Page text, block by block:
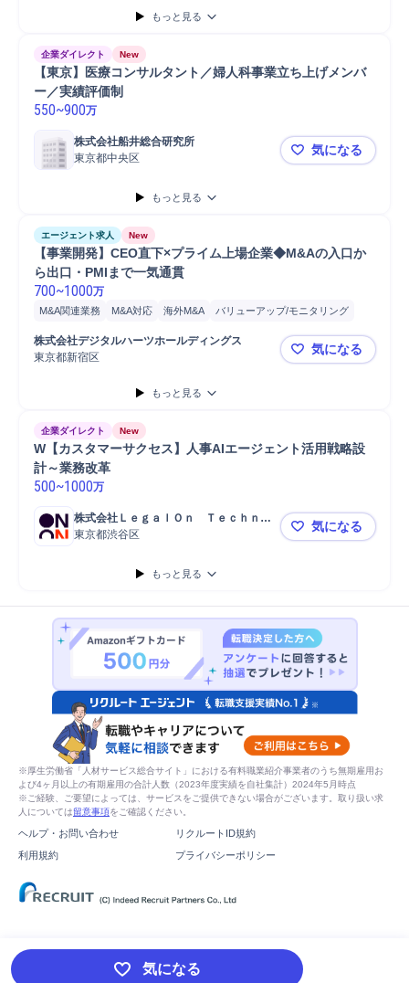
もっと見る
企業ダイレクト New
【東京】医療コンサルタント／婦人科事業立ち上げメンバ
ー／実績評価制
550~900万
株式会社船井総合研究所
東京都中央区
【東京】医
気になる
もっと見る
エージェント求人 New
【事業開発】CEO直下×プライム上場企業◆M&Aの入口か
ら出口・PMIまで一気通貫
700~1000万
M&A関連業務 M&A対応 海外M&A
バリューアップ/モニタリング
プロジェクト
ネットワーク
事業計画
M&Aコンサルティング
監査 Microsoft Word
株式会社デジタルハーツホールディングス
東京都新宿区
【事業開発
気になる
もっと見る
企業ダイレクト New
W【カスタマーサクセス】人事AIエージェント活用戦略設
計～業務改革
500~1000万
株式会社ＬｅｇａｌＯｎ　Ｔｅｃｈｎｏ
ｌｏｇｉｅｓ
東京都渋谷区 W【カスタ
気になる
もっと見る
気になる
※厚生労働省「人材サービス総合サイト」における有料職業紹介事業者のうち無期雇用お
よび4ヶ月以上の有期雇用の合計人数（2023年度実績を自社集計）2024年5月時点
※ご経験、ご要望によっては、サービスをご提供できない場合がございます。取り扱い求
人については留意事項をご確認ください。
ヘルプ・お問い合わせ
リクルートID規約
利用規約
プライバシーポリシー